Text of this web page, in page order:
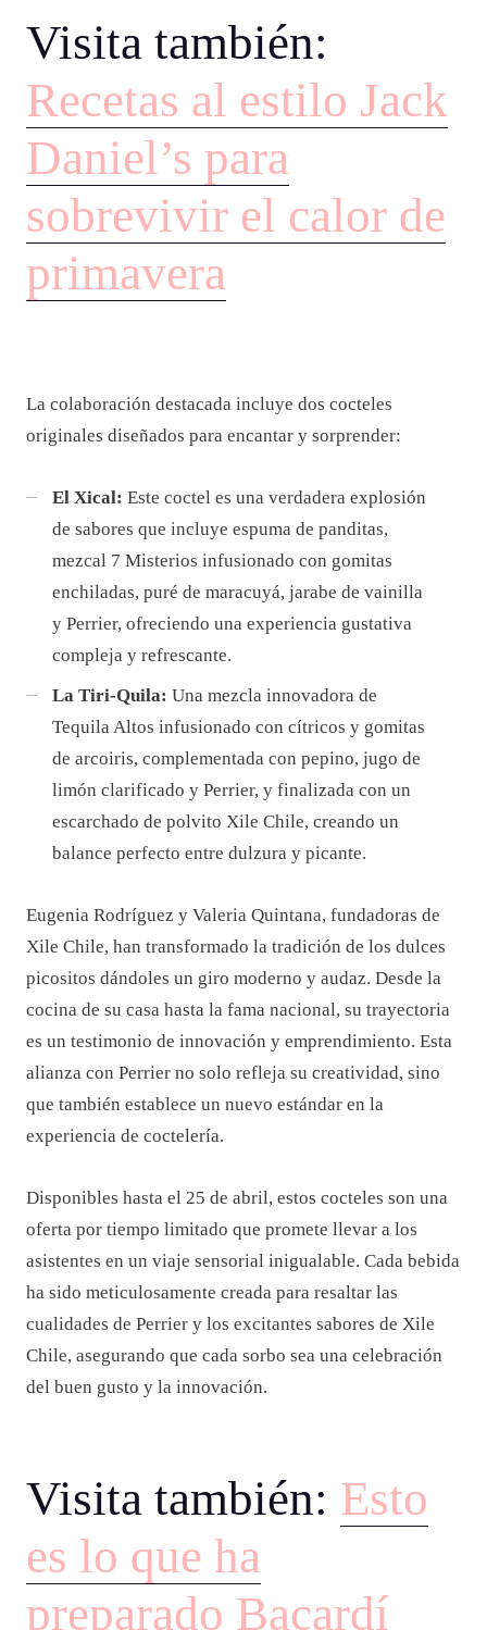
Visita también:
Recetas al estilo Jack
Daniel’s para
sobrevivir el calor de
primavera
La colaboración destacada incluye dos cocteles
originales diseñados para encantar y sorprender:
El Xical: Este coctel es una verdadera explosión
de sabores que incluye espuma de panditas,
mezcal 7 Misterios infusionado con gomitas
enchiladas, puré de maracuyá, jarabe de vainilla
y Perrier, ofreciendo una experiencia gustativa
compleja y refrescante.
La Tiri-Quila: Una mezcla innovadora de
Tequila Altos infusionado con cítricos y gomitas
de arcoiris, complementada con pepino, jugo de
limón clarificado y Perrier, y finalizada con un
escarchado de polvito Xile Chile, creando un
balance perfecto entre dulzura y picante.
Eugenia Rodríguez y Valeria Quintana, fundadoras de
Xile Chile, han transformado la tradición de los dulces
picositos dándoles un giro moderno y audaz. Desde la
cocina de su casa hasta la fama nacional, su trayectoria
es un testimonio de innovación y emprendimiento. Esta
alianza con Perrier no solo refleja su creatividad, sino
que también establece un nuevo estándar en la
experiencia de coctelería.
Disponibles hasta el 25 de abril, estos cocteles son una
oferta por tiempo limitado que promete llevar a los
asistentes en un viaje sensorial inigualable. Cada bebida
ha sido meticulosamente creada para resaltar las
cualidades de Perrier y los excitantes sabores de Xile
Chile, asegurando que cada sorbo sea una celebración
del buen gusto y la innovación.
Visita también: Esto
es lo que ha
preparado Bacardí